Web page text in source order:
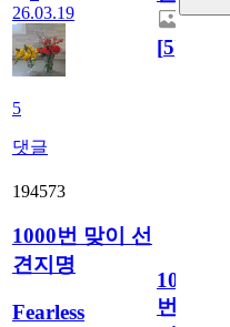
26.03.19
5
댓글
[5]
194573
1000번 맞이 선
견지명
Fearless
1000
번